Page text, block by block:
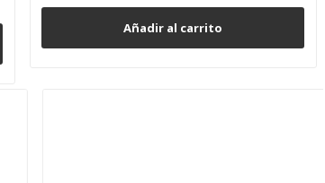
Añadir al carrito